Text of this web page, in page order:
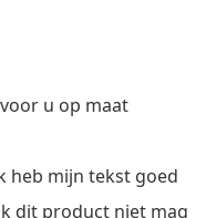
u op maat
heb mijn tekst goed
dit product niet mag